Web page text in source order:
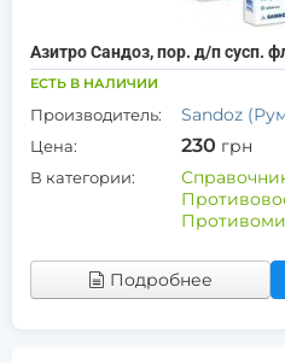
Азитро Сандоз, пор. д/п сусп.
ЕСТЬ В НАЛИЧИИ
Производитель: Sandoz
Цена: 230 грн
В категории:
Подробнее